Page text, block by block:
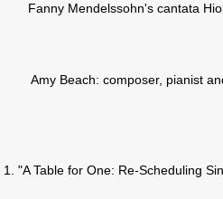
1. "A Table for One: Re-Scheduling